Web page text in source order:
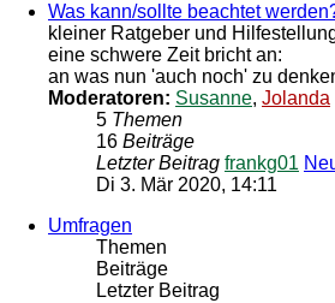
Was kann/sollte beachtet
kleiner Ratgeber und
eine schwere Zeit bricht an:
an was nun 'auch noch' zu
Moderatoren: Susanne, Jolanda
5 Themen
16 Beiträge
Letzter Beitrag frankg01
Di 3. Mär 2020, 14:11
Umfragen
Themen
Beiträge
Letzter Beitrag